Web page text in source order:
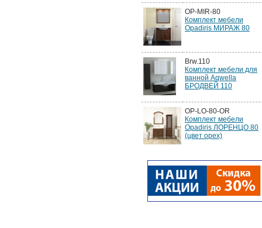
OP-MIR-80
Комплект мебели
Opadiris МИРАЖ 80
Brw.110
Комплект мебели для
ванной Aqwella
БРОДВЕЙ 110
OP-LO-80-OR
Комплект мебели
Opadiris ЛОРЕНЦО 80
(цвет орех)